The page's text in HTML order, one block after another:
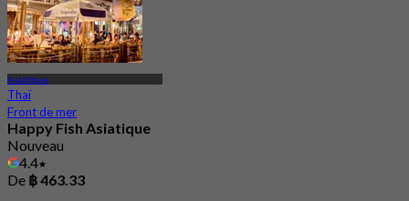
Asiatique
Thaï
Front de mer
Happy Fish Asiatique
Nouveau
4.4
De ฿ 463.33